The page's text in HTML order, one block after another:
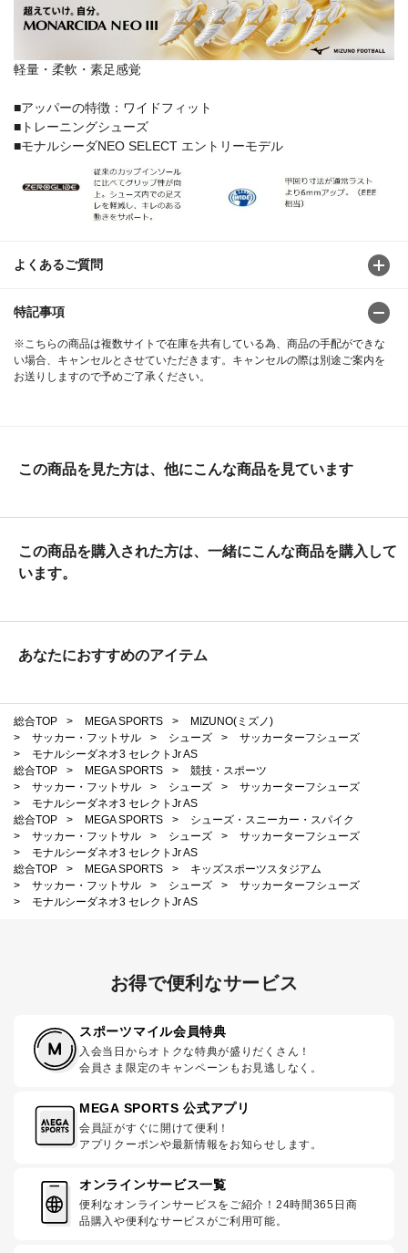
軽量・柔軟・素足感覚
■アッパーの特徴：ワイドフィット
■トレーニングシューズ
■モナルシーダNEO SELECT エントリーモデル
よくあるご質問
特記事項
※こちらの商品は複数サイトで在庫を共有している為、商品の手配ができな
い場合、キャンセルとさせていただきます。キャンセルの際は別途ご案内を
お送りしますので予めご了承ください。
この商品を見た方は、他にこんな商品を見ています
この商品を購入された方は、一緒にこんな商品を購入して
います。
あなたにおすすめのアイテム
総合TOP > MEGA SPORTS >
MIZUNO(ミズノ)
>
サッカー・フットサル > シューズ >
サッカーターフシューズ
>
モナルシーダネオ3 セレクトJr AS
総合TOP
> MEGA SPORTS >
競技・スポーツ
>
サッカー・フットサル > シューズ >
サッカーターフシューズ
>
モナルシーダネオ3 セレクトJr AS
総合TOP
> MEGA SPORTS >
シューズ・スニーカー・スパイク
>
サッカー・フットサル > シューズ >
サッカーターフシューズ
>
モナルシーダネオ3 セレクトJr AS
総合TOP
> MEGA SPORTS >
キッズスポーツスタジアム
>
サッカー・フットサル > シューズ >
サッカーターフシューズ
>
モナルシーダネオ3 セレクトJr AS
お得で便利なサービス
スポーツマイル会員特典
入会当日からオトクな特典が盛りだくさん！
会員さま限定のキャンペーンもお見逃しなく。
MEGA SPORTS 公式アプリ
会員証がすぐに開けて便利！
アプリクーポンや最新情報をお知らせします。
オンラインサービス一覧
便利なオンラインサービスをご紹介！24時間365日商
品購入や便利なサービスがご利用可能。